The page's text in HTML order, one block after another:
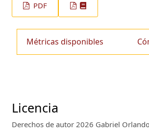
PDF
Métricas disponibles
Licencia
Derechos de autor 2026 Gabriel